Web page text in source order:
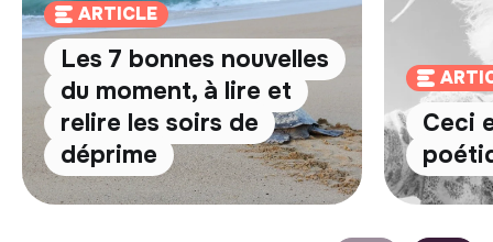
ARTICLE
Les 7 bonnes nouvelles
du moment, à lire et
relire les soirs de
déprime
Ceci